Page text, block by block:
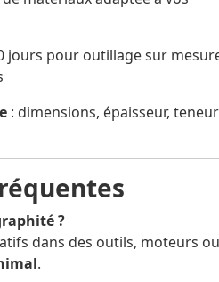
jours pour outillage sur
: dimensions, épaisseur,
?
dans des outils, moteurs ou
.